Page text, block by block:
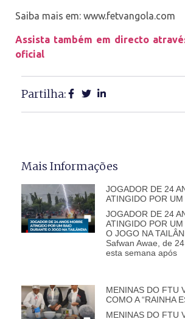
Saiba mais em: www.fetvangola.com⁠
Assista também em directo
oficial
Partilha:
Mais Informações
JOGADOR DE 24
ATINGIDO POR
JOGADOR DE 24
ATINGIDO POR
O JOGO NA
Safwan Awae, de
esta semana após
MENINAS DO FTU
COMO A “RAINHA
MENINAS DO FTU